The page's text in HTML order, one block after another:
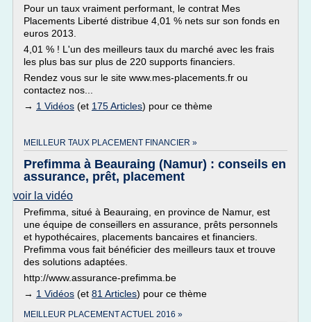
Pour un taux vraiment performant, le contrat Mes
Placements Liberté distribue 4,01 % nets sur son fonds en
euros 2013.
4,01 % ! L'un des meilleurs taux du marché avec les frais
les plus bas sur plus de 220 supports financiers.
Rendez vous sur le site www.mes-placements.fr ou
contactez nos...
→ 1 Vidéos (et 175 Articles) pour ce thème
MEILLEUR TAUX PLACEMENT FINANCIER »
Prefimma à Beauraing (Namur) : conseils en
assurance, prêt, placement
voir la vidéo
Prefimma, situé à Beauraing, en province de Namur, est
une équipe de conseillers en assurance, prêts personnels
et hypothécaires, placements bancaires et financiers.
Prefimma vous fait bénéficier des meilleurs taux et trouve
des solutions adaptées.
http://www.assurance-prefimma.be
→ 1 Vidéos (et 81 Articles) pour ce thème
MEILLEUR PLACEMENT ACTUEL 2016 »